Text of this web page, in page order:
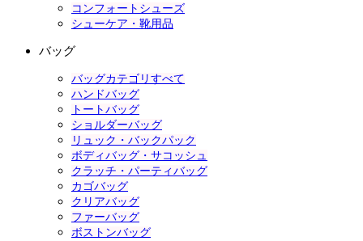
コンフォートシューズ
シューケア・靴用品
バッグ
バッグカテゴリすべて
ハンドバッグ
トートバッグ
ショルダーバッグ
リュック・バックパック
ボディバッグ・サコッシュ
クラッチ・パーティバッグ
カゴバッグ
クリアバッグ
ファーバッグ
ボストンバッグ